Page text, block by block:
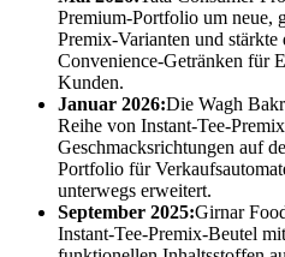
Premium-Portfolio um neue,
Premix-Varianten und stärkte
Convenience-Getränken für
Kunden.
Januar 2026:Die Wagh
Reihe von Instant-Tee-
Geschmacksrichtungen auf
Portfolio für
unterwegs erweitert.
September 2025:Girnar
Instant-Tee-Premix-Beutel